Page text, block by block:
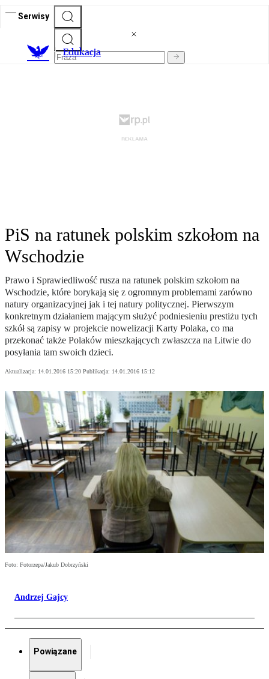
Serwisy
Edukacja
PiS na ratunek polskim szkołom na
Wschodzie
Prawo i Sprawiedliwość rusza na ratunek polskim szkołom na
Wschodzie, które borykają się z ogromnym problemami zarówno
natury organizacyjnej jak i tej natury politycznej. Pierwszym
konkretnym działaniem mającym służyć podniesieniu prestiżu tych
szkół są zapisy w projekcie nowelizacji Karty Polaka, co ma
przekonać także Polaków mieszkających zwłaszcza na Litwie do
posyłania tam swoich dzieci.
Aktualizacja: 14.01.2016 15:20 Publikacja: 14.01.2016 15:12
Foto: Fotorzepa/Jakub Dobrzyński
Andrzej Gajcy
Powiązane